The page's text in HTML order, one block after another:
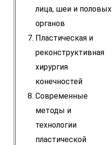
лица, шеи и половых
органов
Пластическая и
реконструктивная
хирургия
конечностей
Современные
методы и
технологии
пластической